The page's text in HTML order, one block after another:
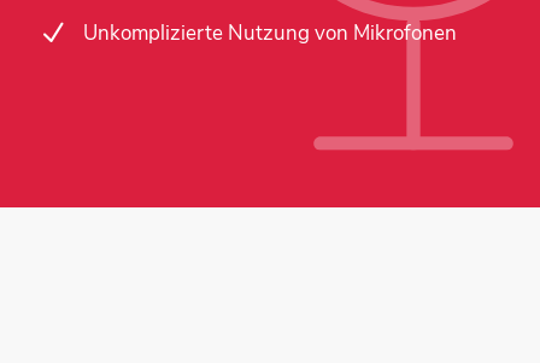
N Unkomplizierte Nutzung von Mikrofonen